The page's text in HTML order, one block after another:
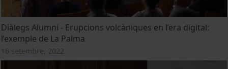
Diàlegs Alumni - Erupcions volcàniques en l’era digital:
l’exemple de La Palma
16 setembre, 2022